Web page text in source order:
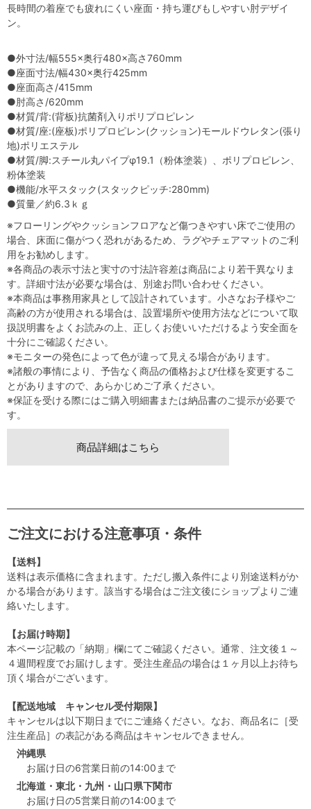
長時間の着座でも疲れにくい座面・持ち運びもしやすい肘デザイ
ン。
●外寸法/幅555×奥行480×高さ760mm
●座面寸法/幅430×奥行425mm
●座面高さ/415mm
●肘高さ/620mm
●材質/背:(背板)抗菌剤入りポリプロピレン
●材質/座:(座板)ポリプロピレン(クッション)モールドウレタン(張り
地)ポリエステル
●材質/脚:スチール丸パイプφ19.1（粉体塗装）、ポリプロピレン、
粉体塗装
●機能/水平スタック(スタックピッチ:280mm)
●質量／約6.3ｋｇ
※フローリングやクッションフロアなど傷つきやすい床でご使用の
場合、床面に傷がつく恐れがあるため、ラグやチェアマットのご利
用をお勧めします。
※各商品の表示寸法と実寸の寸法許容差は商品により若干異なりま
す。詳細寸法が必要な場合は、別途お問い合わせください。
※本商品は事務用家具として設計されています。小さなお子様やご
高齢の方が使用される場合は、設置場所や使用方法などについて取
扱説明書をよくお読みの上、正しくお使いいただけるよう安全面を
十分にご確認ください。
※モニターの発色によって色が違って見える場合があります。
※諸般の事情により、予告なく商品の価格および仕様を変更するこ
とがありますので、あらかじめご了承ください。
※保証を受ける際にはご購入明細書または納品書のご提示が必要で
す。
商品詳細はこちら
ご注文における注意事項・条件
【送料】
送料は表示価格に含まれます。ただし搬入条件により別途送料がか
かる場合があります。該当する場合はご注文後にショップよりご連
絡いたします。
【お届け時期】
本ページ記載の「納期」欄にてご確認ください。通常、注文後１～
４週間程度でお届けします。受注生産品の場合は１ヶ月以上お待ち
頂く場合がございます。
【配送地域 キャンセル受付期限】
キャンセルは以下期日までにご連絡ください。なお、商品名に［受
注生産品］の表記がある商品はキャンセルできません。
沖縄県
お届け日の6営業日前の14:00まで
北海道・東北・九州・山口県下関市
お届け日の5営業日前の14:00まで